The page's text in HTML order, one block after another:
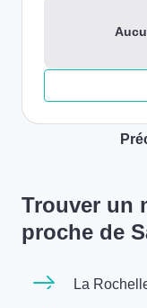
Trouver un
proche de
La